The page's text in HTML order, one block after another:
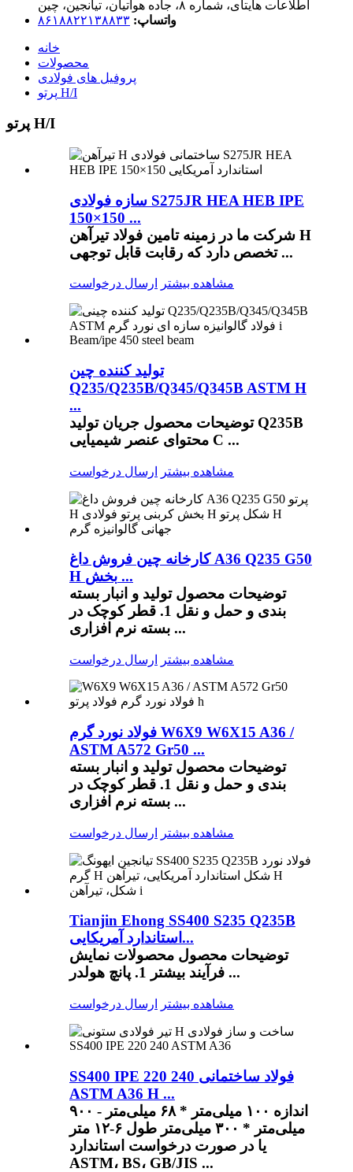
اطلاعات هایتای، شماره ۸، جاده هواتیان، تیانجین، چین
واتساپ: ۸۶۱۸۸۲۲۱۳۸۸۳۳
خانه
محصولات
پروفیل های فولادی
پرتو H/I
پرتو H/I
سازه فولادی S275JR HEA HEB IPE
150×150 ...
شرکت ما در زمینه تامین فولاد تیرآهن H
تخصص دارد که رقابت قابل توجهی ...
مشاهده بیشتر ارسال درخواست
تولید کننده چین
Q235/Q235B/Q345/Q345B ASTM H
...
توضیحات محصول جریان تولید Q235B
محتوای عنصر شیمیایی C ...
مشاهده بیشتر ارسال درخواست
کارخانه چین فروش داغ A36 Q235 G50
H بخش ...
توضیحات محصول تولید و انبار بسته
بندی و حمل و نقل 1. قطر کوچک در
بسته نرم افزاری ...
مشاهده بیشتر ارسال درخواست
فولاد نورد گرم W6X9 W6X15 A36 /
ASTM A572 Gr50 ...
توضیحات محصول تولید و انبار بسته
بندی و حمل و نقل 1. قطر کوچک در
بسته نرم افزاری ...
مشاهده بیشتر ارسال درخواست
Tianjin Ehong SS400 S235 Q235B
استاندارد آمریکایی...
توضیحات محصول محصولات نمایش
فرآیند بیشتر 1. پانچ هولدر ...
مشاهده بیشتر ارسال درخواست
SS400 IPE 220 240 فولاد ساختمانی
ASTM A36 H ...
اندازه ۱۰۰ میلی‌متر * ۶۸ میلی‌متر - ۹۰۰
میلی‌متر * ۳۰۰ میلی‌متر طول ۶-۱۲ متر
یا در صورت درخواست استاندارد
ASTM، BS، GB/JIS ...